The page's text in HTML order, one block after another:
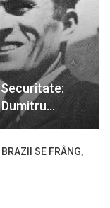
SE FRÂNG,